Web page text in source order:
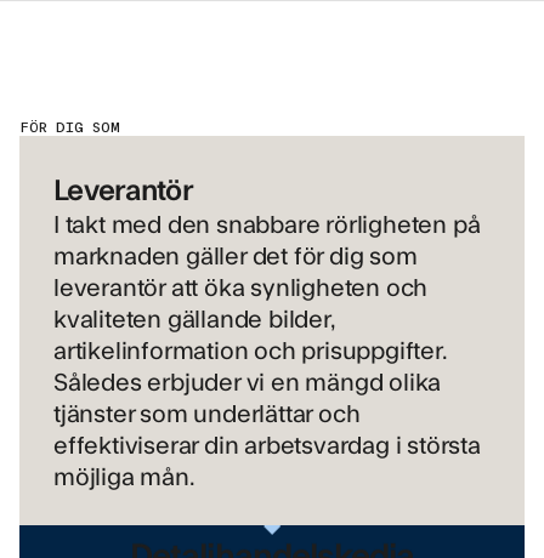
FÖR DIG SOM
Leverantör
I takt med den snabbare rörligheten på
marknaden gäller det för dig som
leverantör att öka synligheten och
kvaliteten gällande bilder,
artikelinformation och prisuppgifter.
Således erbjuder vi en mängd olika
tjänster som underlättar och
effektiviserar din arbetsvardag i största
möjliga mån.
Produktionsföretag
Grossist
Dataleverantör
Detaljhandelskedja